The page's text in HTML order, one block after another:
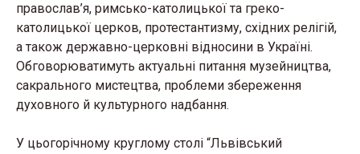
православ’я, римсько-католицької та греко-
католицької церков, протестантизму, східних релігій,
а також державно-церковні відносини в Україні.
Обговорюватимуть актуальні питання музейництва,
сакрального мистецтва, проблеми збереження
духовного й культурного надбання.
У цьогорічному круглому столі “Львівський